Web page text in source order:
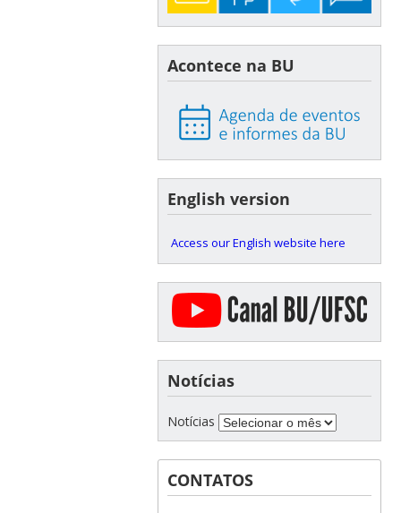
Acontece na BU
English version
Access our English website here
Notícias
Notícias
CONTATOS